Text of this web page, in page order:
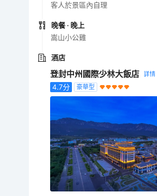
客人於景區內自理
晚餐 · 晚上
嵩山小公雞
酒店
登封中州國際少林大飯店
4.7分 豪華型